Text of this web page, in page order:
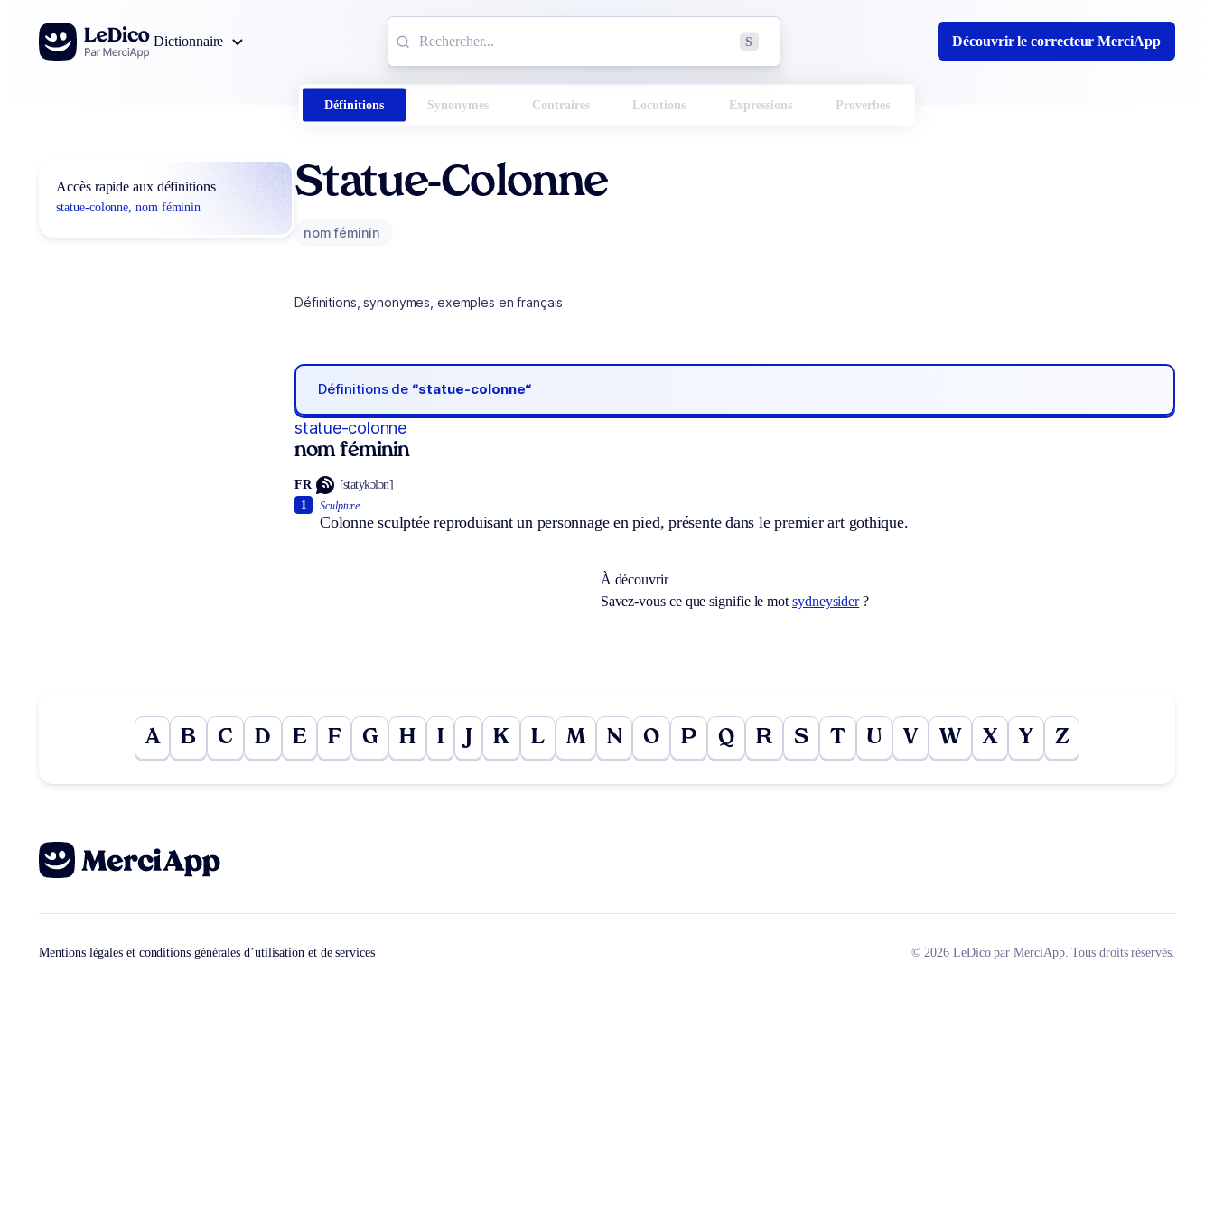
Aller au contenu
Dictionnaire
S Découvrir le correcteur MerciApp
Définitions Synonymes Contraires Locutions Expressions Proverbes
Accès rapide aux définitions
statue-colonne, nom féminin
Statue-Colonne
nom féminin
Définitions, synonymes, exemples en français
Définitions de “statue-colonne“
statue-colonne
nom féminin
FR [statykɔlɔn]
Sculpture.
Colonne sculptée reproduisant un personnage en pied, présente dans le premier art gothique.
1
À découvrir
Savez-vous ce que signifie le motsydneysider?
A B C D E F G H I K L M N O P Q R S T U V W X Y Z
Mentions légales et conditions générales d’utilisation et de services © 2026 LeDico par MerciApp. Tous droits réservés.